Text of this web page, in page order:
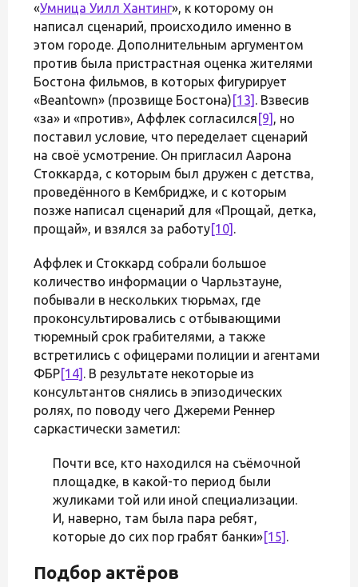
«Умница Уилл Хантинг», к которому он
написал сценарий, происходило именно в
этом городе. Дополнительным аргументом
против была пристрастная оценка жителями
Бостона фильмов, в которых фигурирует
«Beantown» (прозвище Бостона) [13] . Взвесив
«за» и «против», Аффлек согласился [9] , но
поставил условие, что переделает сценарий
на своё усмотрение. Он пригласил Аарона
Стоккарда, с которым был дружен с детства,
проведённого в Кембридже, и с которым
позже написал сценарий для «Прощай, детка,
прощай», и взялся за работу[10] .
Аффлек и Стоккард собрали большое
количество информации о Чарльзтауне,
побывали в нескольких тюрьмах, где
проконсультировались с отбывающими
тюремный срок грабителями, а также
встретились с офицерами полиции и агентами
ФБР[14] . В результате некоторые из
консультантов снялись в эпизодических
ролях, по поводу чего Джереми Реннер
саркастически заметил:
Почти все, кто находился на съёмочной
площадке, в какой-то период были
жуликами той или иной специализации.
И, наверно, там была пара ребят,
которые до сих пор грабят банки»[15] .
Подбор актёров